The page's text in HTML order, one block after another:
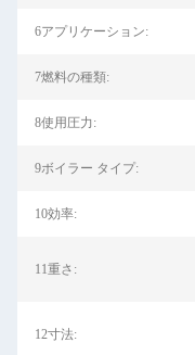
6アプリケーション:
7燃料の種類:
8使用圧力:
9ボイラー タイプ:
10効率:
11重さ:
12寸法: